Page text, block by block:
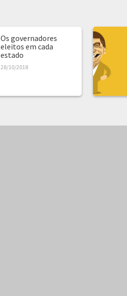
Os governadores
eleitos em cada
estado
28/10/2018